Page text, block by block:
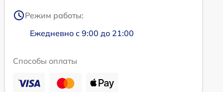
Режим работы:
Ежедневно с 9:00 до 21:00
Способы оплаты